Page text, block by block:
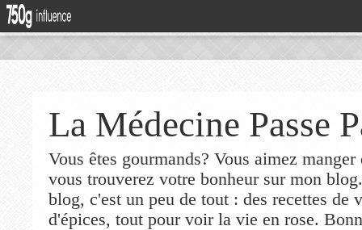
La Médecine Passe
Vous êtes gourmands? Vous aimez
vous trouverez votre bonheur sur mon
blog, c'est un peu de tout : des recettes de
d'épices, tout pour voir la vie en rose.